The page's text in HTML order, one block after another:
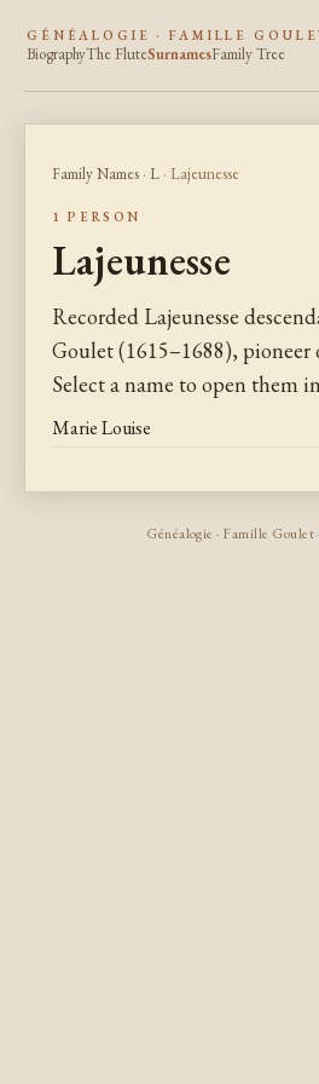
GÉNÉALOGIE · FAMILLE
BiographyThe FluteSurnamesFamily Tree
Family Names · L · Lajeunesse
1 PERSON
Lajeunesse
Recorded Lajeunesse
Goulet (1615–1688), pioneer
Select a name to open them
Marie Louise
Généalogie · Famille Goulet